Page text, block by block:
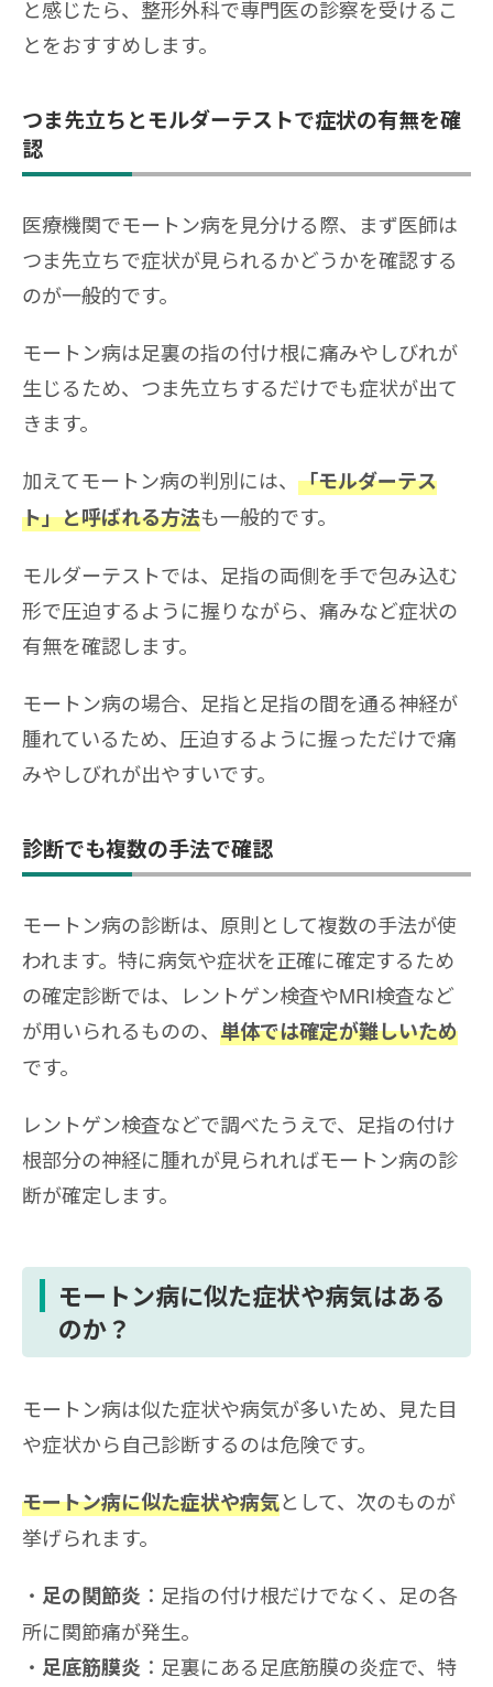
と感じたら、整形外科で専門医の診察を受けるこ
とをおすすめします。
つま先立ちとモルダーテストで症状の有無を確
認
医療機関でモートン病を見分ける際、まず医師は
つま先立ちで症状が見られるかどうかを確認する
のが一般的です。
モートン病は足裏の指の付け根に痛みやしびれが
生じるため、つま先立ちするだけでも症状が出て
きます。
加えてモートン病の判別には、 「モルダーテス
ト」と呼ばれる方法も一般的です。
モルダーテストでは、足指の両側を手で包み込む
形で圧迫するように握りながら、痛みなど症状の
有無を確認します。
モートン病の場合、足指と足指の間を通る神経が
腫れているため、圧迫するように握っただけで痛
みやしびれが出やすいです。
診断でも複数の手法で確認
モートン病の診断は、原則として複数の手法が使
われます。特に病気や症状を正確に確定するため
の確定診断では、レントゲン検査やMRI検査など
が用いられるものの、 単体では確定が難しいため
です。
レントゲン検査などで調べたうえで、足指の付け
根部分の神経に腫れが見られればモートン病の診
断が確定します。
モートン病に似た症状や病気はある
のか？
モートン病は似た症状や病気が多いため、見た目
や症状から自己診断するのは危険です。
モートン病に似た症状や病気として、次のものが
挙げられます。
足の関節炎 ：足指の付け根だけでなく、足の各
所に関節痛が発生。
足底筋膜炎 ：足裏にある足底筋膜の炎症で、特